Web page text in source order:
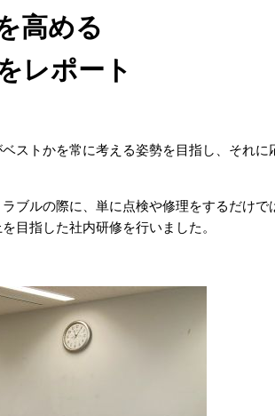
高める
レポート
ストかを常に考える姿勢を目指し、それに
ブルの際に、単に点検や修理をするだけで
目指した社内研修を行いました。